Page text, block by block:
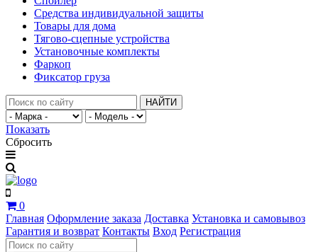
Средства индивидуальной защиты
Товары для дома
Тягово-сцепные устройства
Установочные комплекты
Фаркоп
Фиксатор груза
НАЙТИ
Показать
Сбросить
0
Главная Оформление заказа Доставка Установка и самовывоз
Гарантия и возврат Контакты Вход Регистрация